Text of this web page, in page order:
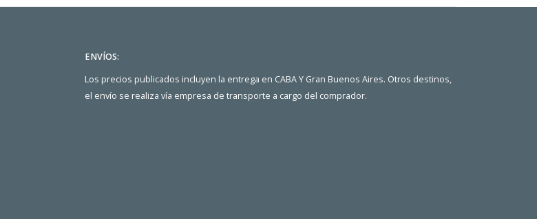
ENVÍOS:
Los precios publicados incluyen la entrega en CABA Y Gran Buenos Aires. Otros destinos,
el envío se realiza vía empresa de transporte a cargo del comprador.